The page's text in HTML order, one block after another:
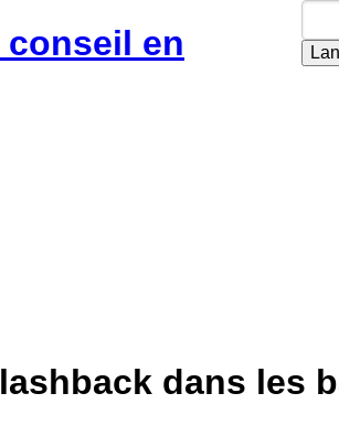
en
dans les